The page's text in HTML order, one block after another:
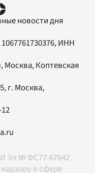
новости дня
ИНН
Москва, Коптевская
, г. Москва,
Эл № ФС77-67642
в сфере